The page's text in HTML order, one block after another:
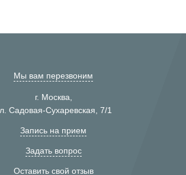
Мы вам перезвоним
г. Москва,
Садовая-Сухаревская, 7/1
Запись на прием
Задать вопрос
Оставить свой отзыв